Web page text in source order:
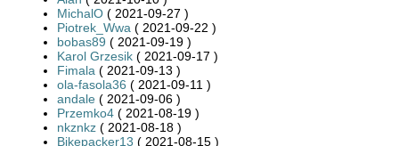
MichalO ( 2021-09-27 )
Piotrek_Wwa ( 2021-09-22 )
bobas89 ( 2021-09-19 )
Karol Grzesik ( 2021-09-17 )
Fimala ( 2021-09-13 )
ola-fasola36 ( 2021-09-11 )
andale ( 2021-09-06 )
Przemko4 ( 2021-08-19 )
nkznkz ( 2021-08-18 )
Bikepacker13 ( 2021-08-15 )